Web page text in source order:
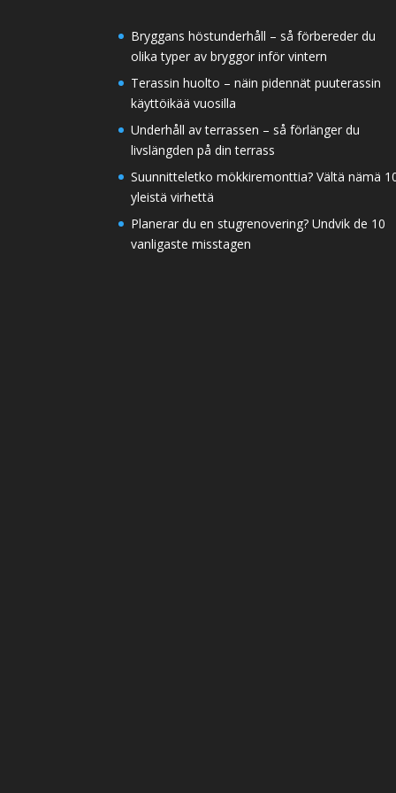
Bryggans höstunderhåll – så förbereder du
olika typer av bryggor inför vintern
Terassin huolto – näin pidennät puuterassin
käyttöikää vuosilla
Underhåll av terrassen – så förlänger du
livslängden på din terrass
Suunnitteletko mökkiremonttia? Vältä nämä
yleistä virhettä
Planerar du en stugrenovering? Undvik de 10
vanligaste misstagen